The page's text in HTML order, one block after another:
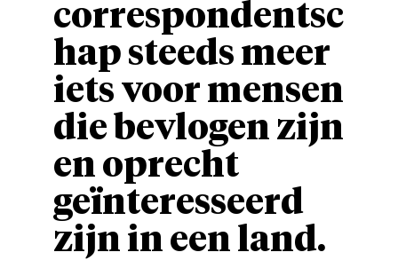
correspondentsc
hap steeds meer
iets voor mensen
die bevlogen zijn
en oprecht
geïnteresseerd
zijn in een land.